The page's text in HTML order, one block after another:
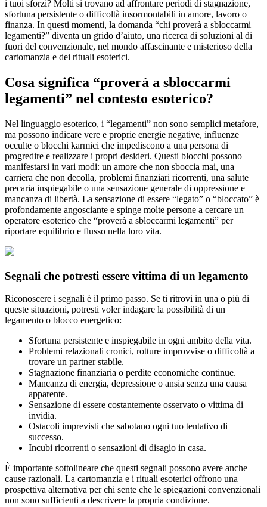
i tuoi sforzi? Molti si trovano ad affrontare periodi di stagnazione,
sfortuna persistente o difficoltà insormontabili in amore, lavoro o
finanza. In questi momenti, la domanda “chi proverà a sbloccarmi
legamenti?” diventa un grido d’aiuto, una ricerca di soluzioni al di
fuori del convenzionale, nel mondo affascinante e misterioso della
cartomanzia e dei rituali esoterici.
Cosa significa “proverà a sbloccarmi
legamenti” nel contesto esoterico?
Nel linguaggio esoterico, i “legamenti” non sono semplici metafore,
ma possono indicare vere e proprie energie negative, influenze
occulte o blocchi karmici che impediscono a una persona di
progredire e realizzare i propri desideri. Questi blocchi possono
manifestarsi in vari modi: un amore che non sboccia mai, una
carriera che non decolla, problemi finanziari ricorrenti, una salute
precaria inspiegabile o una sensazione generale di oppressione e
mancanza di libertà. La sensazione di essere “legato” o “bloccato” è
profondamente angosciante e spinge molte persone a cercare un
operatore esoterico che “proverà a sbloccarmi legamenti” per
riportare equilibrio e flusso nella loro vita.
Segnali che potresti essere vittima di un legamento
Riconoscere i segnali è il primo passo. Se ti ritrovi in una o più di
queste situazioni, potresti voler indagare la possibilità di un
legamento o blocco energetico:
Sfortuna persistente e inspiegabile in ogni ambito della vita.
Problemi relazionali cronici, rotture improvvise o difficoltà a
trovare un partner stabile.
Stagnazione finanziaria o perdite economiche continue.
Mancanza di energia, depressione o ansia senza una causa
apparente.
Sensazione di essere costantemente osservato o vittima di
invidia.
Ostacoli imprevisti che sabotano ogni tuo tentativo di
successo.
Incubi ricorrenti o sensazioni di disagio in casa.
È importante sottolineare che questi segnali possono avere anche
cause razionali. La cartomanzia e i rituali esoterici offrono una
prospettiva alternativa per chi sente che le spiegazioni convenzionali
non sono sufficienti a descrivere la propria condizione.